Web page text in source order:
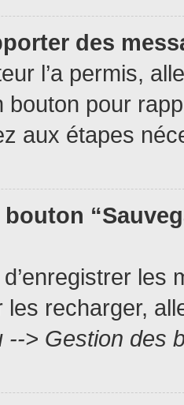
des
l’a permis,
bouton pour
aux étapes
les recharger,
--> Gestion des